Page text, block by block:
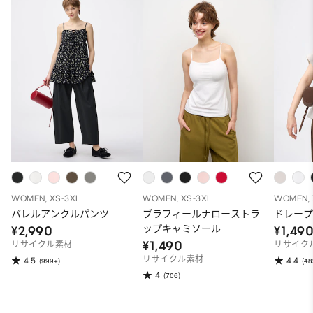
WOMEN, XS-3XL
バレルアンクルパンツ
¥2,990
リサイクル素材
4.5 (999+)
WOMEN, XS-3XL
ブラフィールナローストラ
ップキャミソール
¥1,490
リサイクル素材
4 (706)
WOMEN,
ドレー
リサイク
4.4